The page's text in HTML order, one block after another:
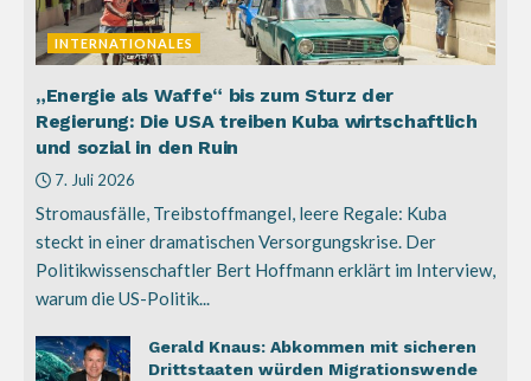
INTERNATIONALES
„Energie als Waffe“ bis zum Sturz der
Regierung: Die USA treiben Kuba wirtschaftlich
und sozial in den Ruin
7. Juli 2026
Stromausfälle, Treibstoffmangel, leere Regale: Kuba
steckt in einer dramatischen Versorgungskrise. Der
Politikwissenschaftler Bert Hoffmann erklärt im Interview,
warum die US-Politik...
Gerald Knaus: Abkommen mit sicheren
Drittstaaten würden Migrationswende